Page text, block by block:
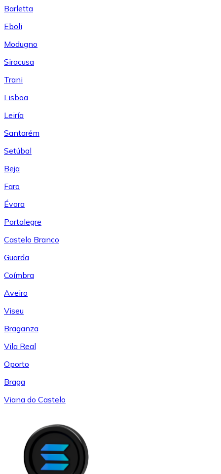
Barletta
Eboli
Modugno
Siracusa
Trani
Lisboa
Leiría
Santarém
Setúbal
Beja
Faro
Évora
Portalegre
Castelo Branco
Guarda
Coímbra
Aveiro
Viseu
Braganza
Vila Real
Oporto
Braga
Viana do Castelo